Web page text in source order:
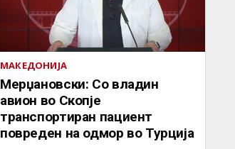
МАКЕДОНИЈА
Мерџановски: Со владин
авион во Скопје
транспортиран пациент
повреден на одмор во Турција